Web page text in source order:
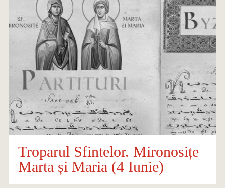
Troparul Sfintelor. Mironosițe
Marta și Maria (4 Iunie)